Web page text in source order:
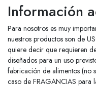
Información
Para nosotros es muy
nuestros productos son de
quiere decir que requieren
diseñados para un uso
fabricación de alimentos (no
caso de FRAGANCIAS para